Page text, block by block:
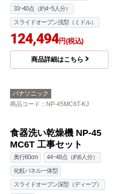
33~40点（約4~5人分）
スライドオープン浅型（ミドル）
124,494円(税込)
商品詳細はこちら
パナソニック
商品コード ：NP-45MC6T-KJ